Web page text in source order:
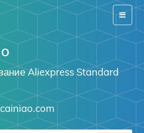
Switch
Aliexpress Standard